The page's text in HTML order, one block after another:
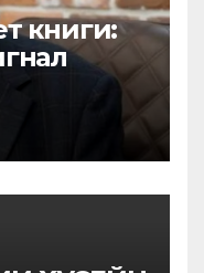
книги: